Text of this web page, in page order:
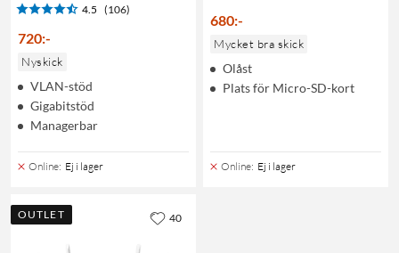
4.5 (106)
720:-
Nyskick
VLAN-stöd
Gigabitstöd
Managerbar
Online: Ej i lager
680:-
Mycket bra skick
Olåst
Plats för Micro-SD-kort
Online: Ej i lager
OUTLET 40